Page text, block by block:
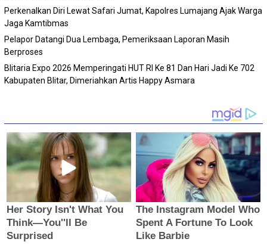
Perkenalkan Diri Lewat Safari Jumat, Kapolres Lumajang Ajak Warga
Jaga Kamtibmas
Pelapor Datangi Dua Lembaga, Pemeriksaan Laporan Masih
Berproses
Blitaria Expo 2026 Memperingati HUT RI Ke 81 Dan Hari Jadi Ke 702
Kabupaten Blitar, Dimeriahkan Artis Happy Asmara